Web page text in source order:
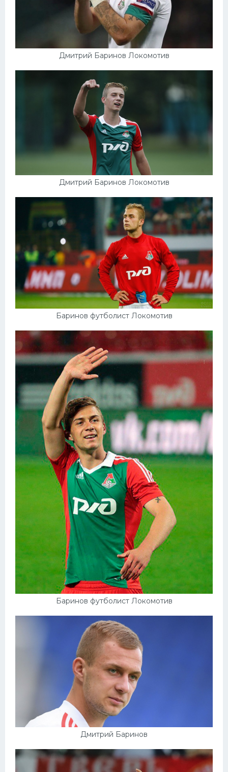
Дмитрий Баринов Локомотив
Дмитрий Баринов Локомотив
Баринов футболист Локомотив
Баринов футболист Локомотив
Дмитрий Баринов